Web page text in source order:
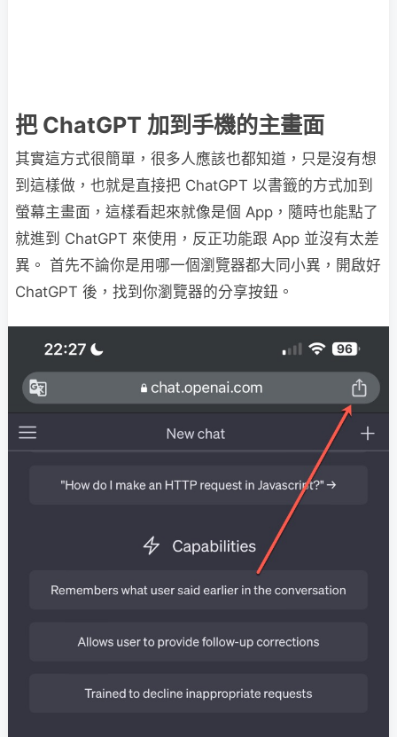
把 ChatGPT 加到手機的主畫面
其實這方式很簡單，很多人應該也都知道，只是沒有想
到這樣做，也就是直接把 ChatGPT 以書籤的方式加到
螢幕主畫面，這樣看起來就像是個 App，隨時也能點了
就進到 ChatGPT 來使用，反正功能跟 App 並沒有太差
異。 首先不論你是用哪一個瀏覽器都大同小異，開啟好
ChatGPT 後，找到你瀏覽器的分享按鈕。